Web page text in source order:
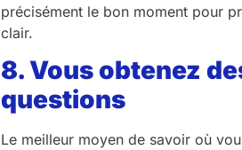
précisément le bon moment pour
clair.
8. Vous obtenez
questions
Le meilleur moyen de savoir où